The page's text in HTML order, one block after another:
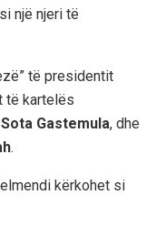
një njeri të
të presidentit
të kartelës
Gastemula, dhe
.
kërkohet si